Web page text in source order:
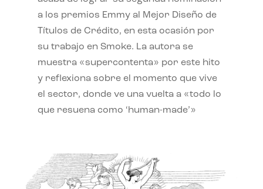
a los premios Emmy al Mejor Diseño de
Títulos de Crédito, en esta ocasión por
su trabajo en Smoke. La autora se
muestra «supercontenta» por este hito
y reflexiona sobre el momento que vive
el sector, donde ve una vuelta a «todo lo
que resuena como ‘human-made’»